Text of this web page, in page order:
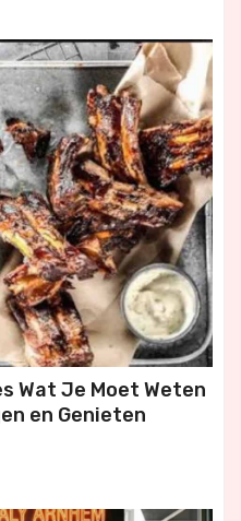
Wat Je Moet Weten
en Genieten